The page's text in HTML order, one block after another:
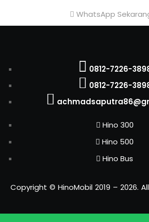
WhatsApp
0812-7226-
0812-7226-
Hino 300
Hino 500
Hino Bus
Copyright © HinoMobil 2019 – 2026.